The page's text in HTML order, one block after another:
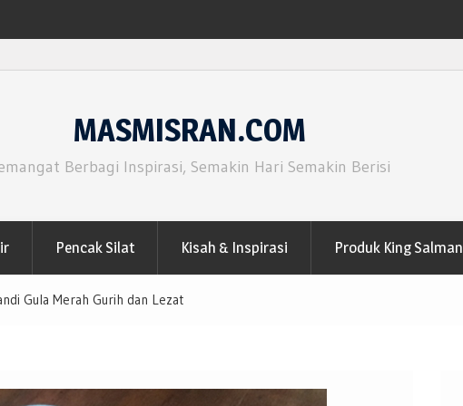
MASMISRAN.COM
Berbagi Inspirasi, Semakin Hari Semakin Berisi
Pencak Silat Kisah & Inspirasi Produk King Salman
Gula Merah Gurih dan Lezat